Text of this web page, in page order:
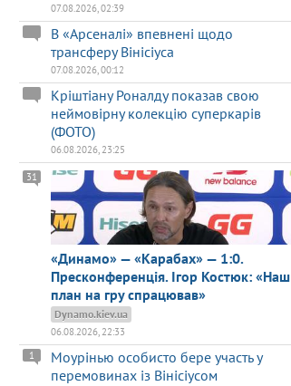
07.08.2026, 02:39
В «Арсеналі» впевнені щодо
трансферу Вінісіуса
07.08.2026, 00:12
Кріштіану Роналду показав свою
неймовірну колекцію суперкарів
(ФОТО)
06.08.2026, 23:25
«Динамо» — «Карабах» — 1:0.
Пресконференція. Ігор Костюк: «Наш
план на гру спрацював»
31
Dynamo.kiev.ua
06.08.2026, 22:33
Моурінью особисто бере участь у
перемовинах із Вінісіусом
1